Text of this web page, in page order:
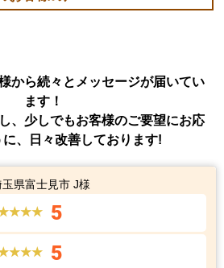
から続々とメッセージが届いてい
ます！
、少しでもお客様のご要望にお応
に、日々改善しております!
玉県富士見市 J様
5
5